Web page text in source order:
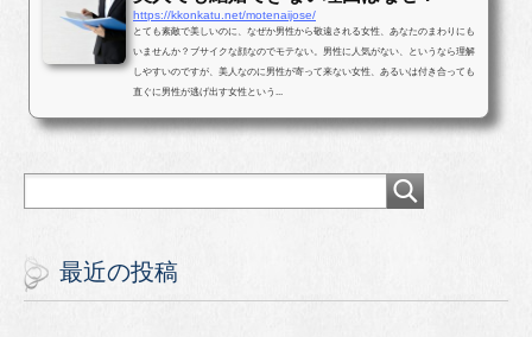
https://kkonkatu.net/motenaijose/
とても素敵で美しいのに、なぜか男性から敬遠される女性、あなたのまわりにも
いませんか？ブサイクな顔なのでモテない。男性に人気がない、というなら理解
しやすいのですが、美人なのに男性が寄って来ない女性、あるいは付き合っても
直ぐに男性が逃げ出す女性という...
最近の投稿